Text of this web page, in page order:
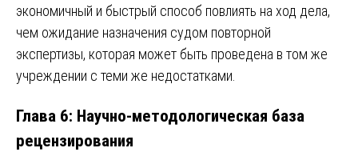
экономичный и быстрый способ повлиять на ход дела,
чем ожидание назначения судом повторной
экспертизы, которая может быть проведена в том же
учреждении с теми же недостатками.
Глава 6: Научно-методологическая база
рецензирования